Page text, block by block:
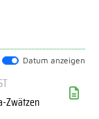
Datum anzeigen
Zwätzen